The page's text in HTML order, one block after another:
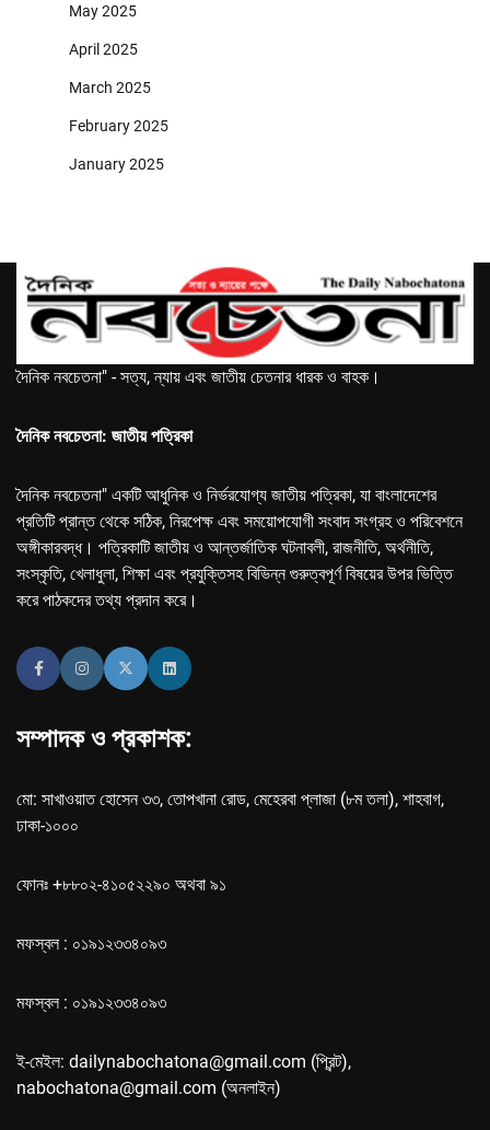
May 2025
April 2025
March 2025
February 2025
January 2025
দৈনিক নবচেতনা" - সত্য, ন্যায় এবং জাতীয় চেতনার ধারক ও বাহক।
দৈনিক নবচেতনা: জাতীয় পত্রিকা
দৈনিক নবচেতনা" একটি আধুনিক ও নির্ভরযোগ্য জাতীয় পত্রিকা, যা বাংলাদেশের
প্রতিটি প্রান্ত থেকে সঠিক, নিরপেক্ষ এবং সময়োপযোগী সংবাদ সংগ্রহ ও পরিবেশনে
অঙ্গীকারবদ্ধ। পত্রিকাটি জাতীয় ও আন্তর্জাতিক ঘটনাবলী, রাজনীতি, অর্থনীতি,
সংস্কৃতি, খেলাধুলা, শিক্ষা এবং প্রযুক্তিসহ বিভিন্ন গুরুত্বপূর্ণ বিষয়ের উপর ভিত্তি
করে পাঠকদের তথ্য প্রদান করে।
সম্পাদক ও প্রকাশক:
মো: সাখাওয়াত হোসেন ৩৩, তোপখানা রোড, মেহেরবা প্লাজা (৮ম তলা), শাহবাগ,
ঢাকা-১০০০
ফোনঃ +৮৮০২-৪১০৫২২৯০ অথবা ৯১
মফস্বল : ০১৯১২৩৩৪০৯৩
মফস্বল : ০১৯১২৩৩৪০৯৩
ই-মেইল: dailynabochatona@gmail.com (প্রিন্ট),
nabochatona@gmail.com (অনলাইন)